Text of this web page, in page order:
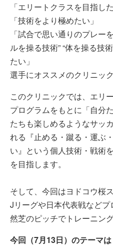
「エリートクラスを目指した
「技術をより極めたい」
「試合で思い通りのプレー
ルを操る技術” “体を操る技
たい」
選手にオススメのクリニック
このクリニックでは、エリ
プログラムをもとに「自分
たちも楽しめるようなサッ
れる『止める・蹴る・運ぶ
い』という個人技術・戦術
を目指します。
そして、今回はヨドコウ桜
Jリーグや日本代表戦など
然芝のピッチでトレーニン
今回（7月13日）のテーマ